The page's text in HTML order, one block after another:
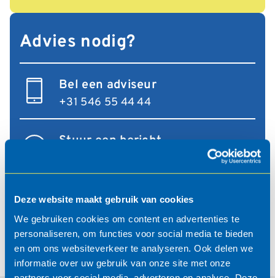
Deze website maakt gebruik van cookies
We gebruiken cookies om content en advertenties te
personaliseren, om functies voor social media te bieden
en om ons websiteverkeer te analyseren. Ook delen we
informatie over uw gebruik van onze site met onze
Advies nodig?
Bel een adviseur
+31 546 55 44 44
Stuur een bericht
info@falco.nl
Toon alle projecten